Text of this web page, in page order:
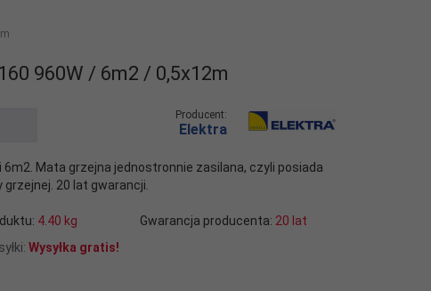
960W / 6m2 / 0,5x12m
Producent:
Elektra
Mata grzejna jednostronnie zasilana, czyli posiada
20 lat gwarancji.
4.40 kg Gwarancja producenta: 20 lat
Wysyłka gratis!